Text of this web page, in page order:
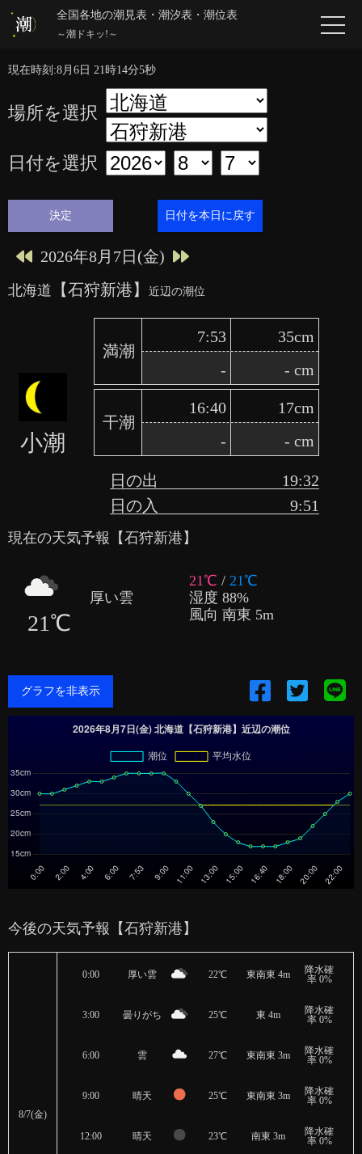
全国各地の潮見表・潮汐表・潮位表
～潮ドキッ!～
現在時刻:8月6日 21時14分5秒
場所を選択
日付を選択
日付を本日に戻す
2026年8月7日(金)
北海道 【石狩新港】 近辺の潮位
小潮
満潮
7:53
35cm
-
- cm
干潮
16:40
17cm
-
- cm
日の出
19:32
日の入
9:51
現在の天気予報【石狩新港】
21℃
厚い雲
21℃ / 21℃
湿度 88%
風向 南東 5m
グラフを非表示
今後の天気予報【石狩新港】
8/7(金)
0:00 厚い雲 22℃ 東南東 4m
降水確
率 0%
3:00 曇りがち 25℃ 東 4m
降水確
率 0%
6:00 雲 27℃ 東南東 3m
降水確
率 0%
9:00 晴天 25℃ 東南東 3m
降水確
率 0%
12:00 晴天 23℃ 南東 3m
降水確
率 0%